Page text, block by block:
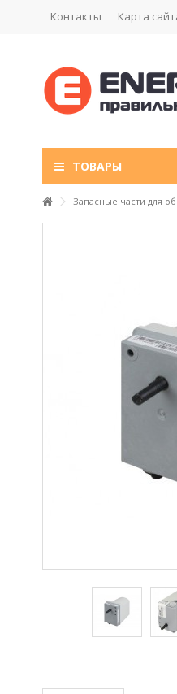
Контакты Карта
ТОВАРЫ
Запасные части для